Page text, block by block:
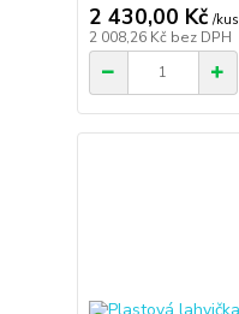
2 430,00 Kč /kus
2 008,26 Kč bez DPH